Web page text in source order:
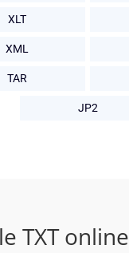
XLT
XML
TAR
JP2
TXT online